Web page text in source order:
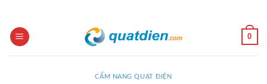
content
0
CẨM NANG QUẠT ĐIỆN